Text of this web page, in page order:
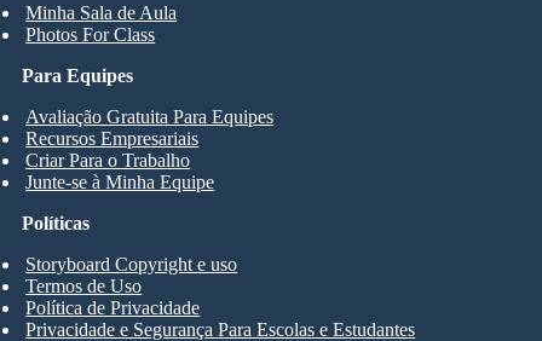
Minha Sala de Aula
Photos For Class
Para Equipes
Avaliação Gratuita Para Equipes
Recursos Empresariais
Criar Para o Trabalho
Junte-se à Minha Equipe
Políticas
Storyboard Copyright e uso
Termos de Uso
Política de Privacidade
Privacidade e Segurança Para Escolas e Estudantes